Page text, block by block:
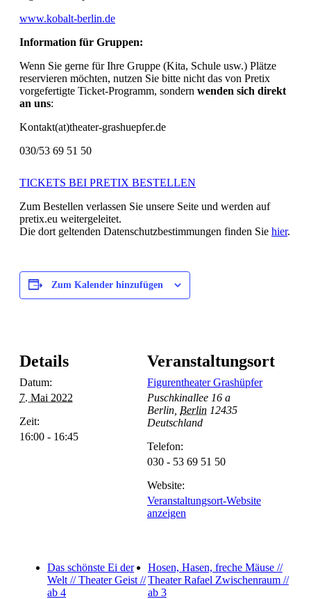
www.kobalt-berlin.de
Information für Gruppen:
Wenn Sie gerne für Ihre Gruppe (Kita, Schule usw.) Plätze
reservieren möchten, nutzen Sie bitte nicht das von Pretix
vorgefertigte Ticket-Programm, sondern wenden sich direkt
an uns:
Kontakt(at)theater-grashuepfer.de
030/53 69 51 50
TICKETS BEI PRETIX BESTELLEN
Zum Bestellen verlassen Sie unsere Seite und werden auf
pretix.eu weitergeleitet.
Die dort geltenden Datenschutzbestimmungen finden Sie hier.
Zum Kalender hinzufügen
Details
Datum:
7. Mai 2022
Zeit:
16:00 - 16:45
Veranstaltungsort
Figurentheater Grashüpfer
Puschkinallee 16 a
Berlin Berlin 12435
Deutschland
Telefon:
030 - 53 69 51 50
Website:
Veranstaltungsort-Website
anzeigen
Das schönste Ei der
Welt // Theater Geist //
ab 4
Hosen, Hasen, freche Mäuse //
Theater Rafael Zwischenraum //
ab 3